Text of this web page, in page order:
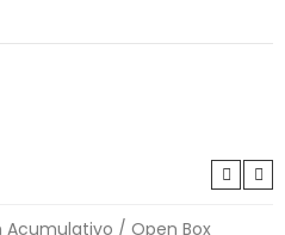
Acumulativo / Open Box